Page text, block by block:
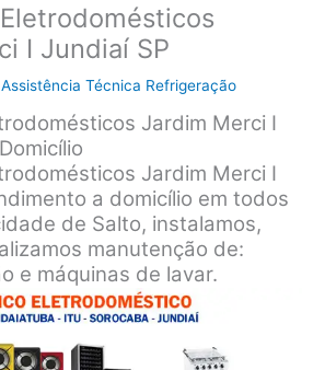
I Jundiaí SP
Assistência Técnica Refrigeração
Jardim Merci I
Jardim Merci I
a domicílio em todos
de Salto, instalamos,
manutenção de:
e máquinas de lavar.